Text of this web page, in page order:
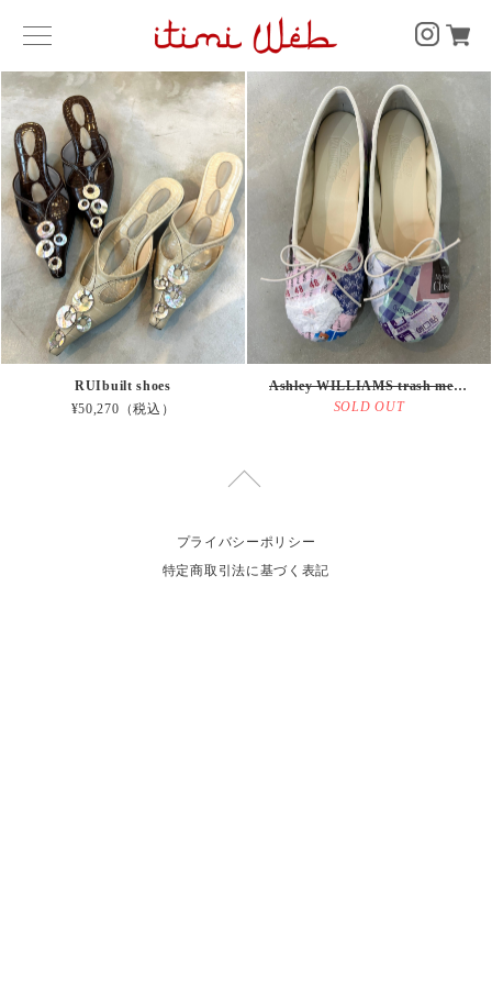
RUIbuilt shoes
¥50,270（税込）
SOLD OUT
Ashley WILLIAMS trash melody flats
プライバシーポリシー
特定商取引法に基づく表記